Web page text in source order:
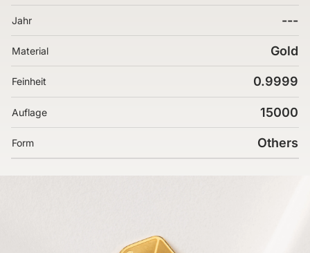
Jahr ---
Material Gold
Feinheit 0.9999
Auflage 15000
Form Others